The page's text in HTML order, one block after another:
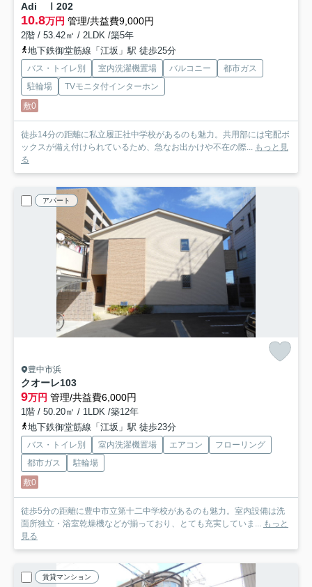
Adi Ⅰ 202
10.8万円 管理/共益費9,000円
2階 / 53.42㎡ / 2LDK /築5年
地下鉄御堂筋線「江坂」駅 徒歩25分
バス・トイレ別 室内洗濯機置場 バルコニー
都市ガス
駐輪場
TVモニタ付インターホン
敷0
徒歩14分の距離に私立履正社中学校があるのも魅力。共用部には宅配ボ
ックスが備え付けられているため、急なお出かけや不在の際... もっと見
る
アパート
豊中市浜
クオーレ103
9万円 管理/共益費6,000円
1階 / 50.20㎡ / 1LDK /築12年
地下鉄御堂筋線「江坂」駅 徒歩23分
バス・トイレ別 室内洗濯機置場 エアコン
フローリング
都市ガス
駐輪場
敷0
徒歩5分の距離に豊中市立第十二中学校があるのも魅力。室内設備は洗
面所独立・浴室乾燥機などが揃っており、とても充実していま...
もっと
見る
賃貸マンション